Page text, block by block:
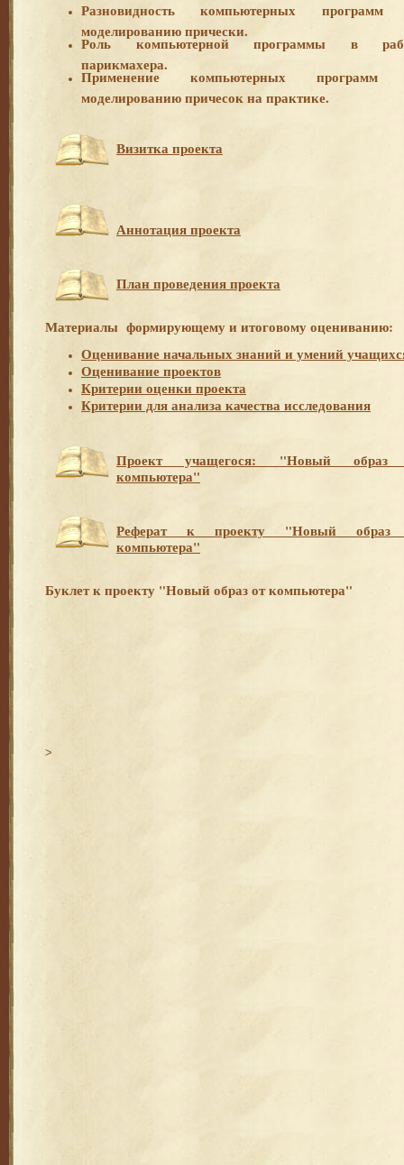
Разновидность компьютерных программ
моделированию прически.
Роль компьютерной программы в
парикмахера.
Применение компьютерных программ
моделированию причесок на практике.
Визитка проекта
Аннотация проекта
План проведения проекта
Материалы формирующему и итоговому оцениванию:
Оценивание начальных знаний и умений
Оценивание проектов
Критерии оценки проекта
Критерии для анализа качества исследования
Проект учащегося: "Новый образ
компьютера"
Реферат к проекту "Новый образ
компьютера"
Буклет к проекту "Новый образ от компьютера"
>